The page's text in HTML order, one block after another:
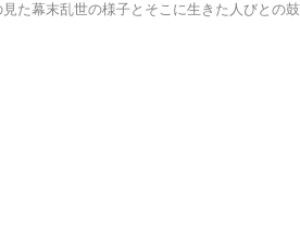
幕末乱世の様子とそこに生きた人びとの